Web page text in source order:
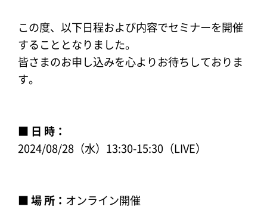
この度、以下日程および内容でセミナーを開催
することとなりました。
皆さまのお申し込みを心よりお待ちしておりま
す。
■ 日 時：
2024/08/28（水）13:30-15:30（LIVE）
■ 場 所： オンライン開催